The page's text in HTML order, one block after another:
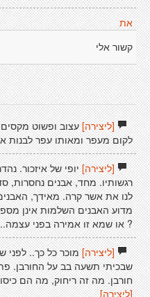
את
קשור אלי
[ליצירה]עצוב ופשוט
לקום מעפר ומאותו עפר לבנות
[ליצירה]יופי של איזכור.
רגשותיו. מחד, אבנים נחסרות,
לנו את אשר קרה. מאידך,
מדוע האבנים השלמות אינן
? או שמא זו אמירה בפני
[ליצירה]מוכר כל כך.. לפני
שבכיתי תשעה בב על החורבן.
חורבן. מה זה ריחוק, מה הם
[ליצירה]